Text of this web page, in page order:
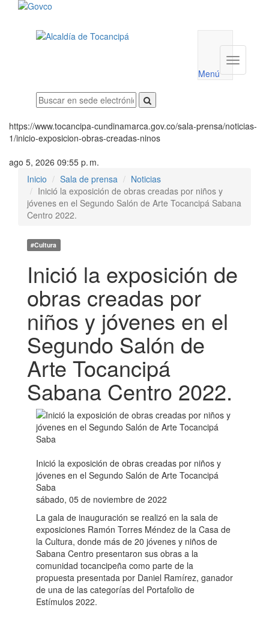
utilidades
Menú
Menú
https://www.tocancipa-cundinamarca.gov.co/sala-prensa/noticias-
1/inicio-exposicion-obras-creadas-ninos
ago 5, 2026 09:55 p. m.
Inicio
Sala de prensa
Noticias
Inició la exposición de obras creadas por niños y
jóvenes en el Segundo Salón de Arte Tocancipá Sabana
Centro 2022.
#Cultura
Inició la exposición de
obras creadas por
niños y jóvenes en el
Segundo Salón de
Arte Tocancipá
Sabana Centro 2022.
Inició la exposición de obras creadas por niños y
jóvenes en el Segundo Salón de Arte Tocancipá
Saba
sábado, 05 de noviembre de 2022
La gala de inauguración se realizó en la sala de
exposiciones Ramón Torres Méndez de la Casa de
la Cultura, donde más de 20 jóvenes y niños de
Sabana Centro presentaron sus obras a la
comunidad tocancipeña como parte de la
propuesta presentada por Daniel Ramírez, ganador
de una de las categorías del Portafolio de
Estímulos 2022.